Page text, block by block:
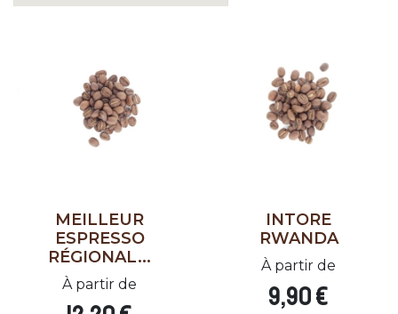
MEILLEUR
ESPRESSO
RÉGIONAL...
À partir de
INTORE
RWANDA
À partir de
9,90 €